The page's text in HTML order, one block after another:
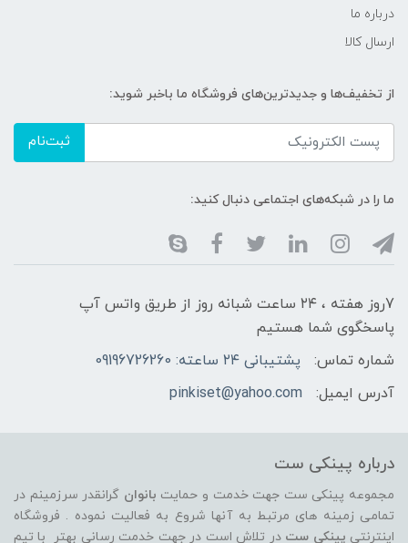
درباره ما
ارسال کالا
از تخفیف‌ها و جدیدترین‌های فروشگاه ما باخبر شوید:
ثبت‌نام
ما را در شبکه‌های اجتماعی دنبال کنید:
7روز هفته ، ۲۴ ساعت شبانه‌ روز از طریق واتس آپ
پاسخگوی شما هستیم
شماره تماس:
پشتیبانی ۲۴ ساعته: 09196726260
آدرس ایمیل:
pinkiset@yahoo.com
درباره پینکی ست
مجموعه پینکی ست جهت خدمت و حمایت بانوان گرانقدر سرزمینم در
تمامی زمینه های مرتبط به آنها شروع به فعالیت نموده . فروشگاه
اینترنتی پینکی ست در تلاش است در جهت خدمت رسانی بهتر با تیم